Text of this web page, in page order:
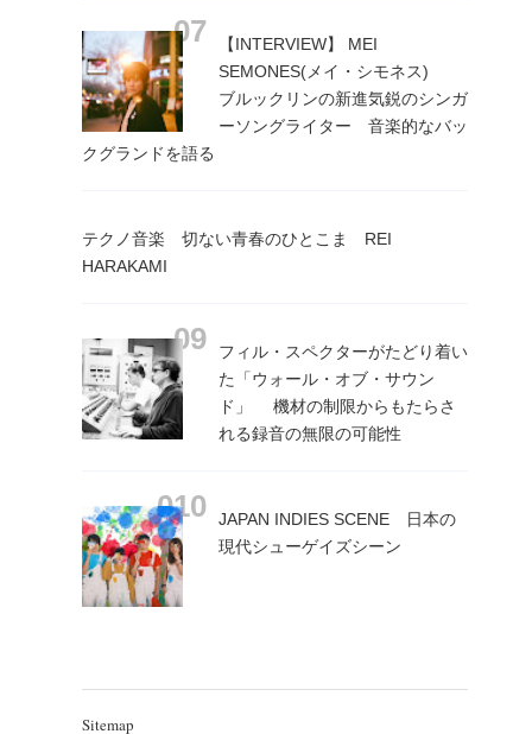
【INTERVIEW】 MEI
SEMONES(メイ・シモネス)
ブルックリンの新進気鋭のシンガ
ーソングライター 音楽的なバッ
クグランドを語る
テクノ音楽 切ない青春のひとこま REI
HARAKAMI
フィル・スペクターがたどり着い
た「ウォール・オブ・サウン
ド」 機材の制限からもたらさ
れる録音の無限の可能性
JAPAN INDIES SCENE 日本の
現代シューゲイズシーン
Sitemap